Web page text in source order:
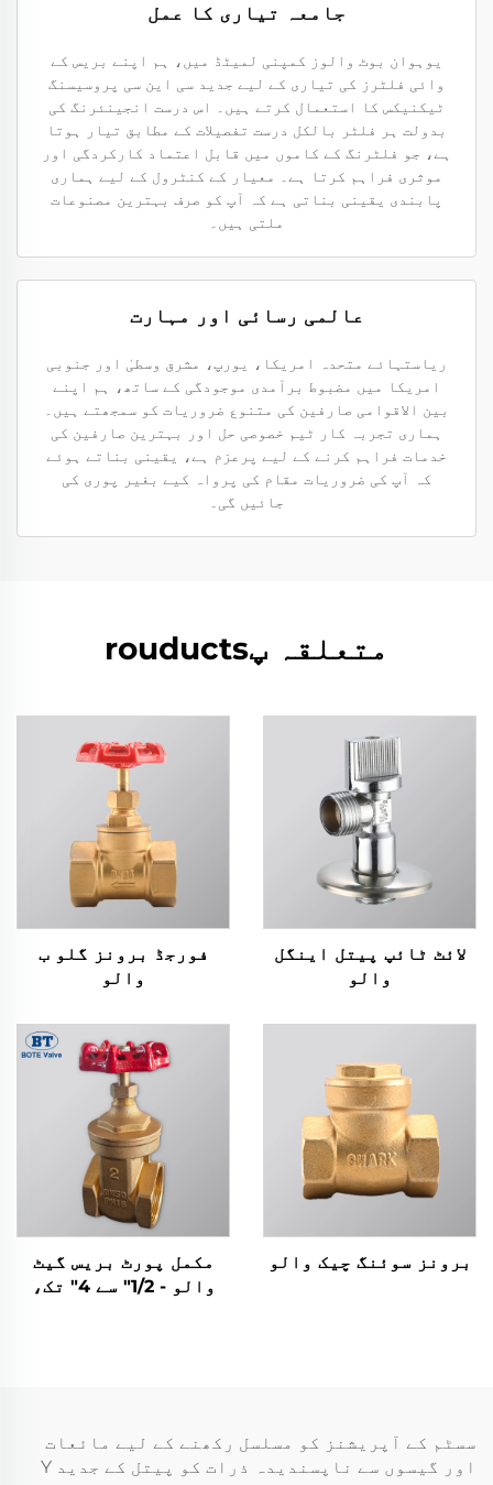
جامعہ تیاری کا عمل
یوہوان بوٹ والوز کمپنی لمیٹڈ میں، ہم اپنے بریس کے
وائی فلٹرز کی تیاری کے لیے جدید سی این سی پروسیسنگ
ٹیکنیکس کا استعمال کرتے ہیں۔ اس درست انجینئرنگ کی
بدولت ہر فلٹر بالکل درست تفصیلات کے مطابق تیار ہوتا
ہے، جو فلٹرنگ کے کاموں میں قابل اعتماد کارکردگی اور
موثری فراہم کرتا ہے۔ معیار کے کنٹرول کے لیے ہماری
پابندی یقینی بناتی ہے کہ آپ کو صرف بہترین مصنوعات
ملتی ہیں۔
عالمی رسائی اور مہارت
ریاستہائے متحدہ امریکا، یورپ، مشرق وسطیٰ اور جنوبی
امریکا میں مضبوط برآمدی موجودگی کے ساتھ، ہم اپنے
بین الاقوامی صارفین کی متنوع ضروریات کو سمجھتے ہیں۔
ہماری تجربہ کار ٹیم خصوصی حل اور بہترین صارفین کی
خدمات فراہم کرنے کے لیے پرعزم ہے، یقینی بناتے ہوئے
کہ آپ کی ضروریات مقام کی پرواہ کیے بغیر پوری کی
جائیں گی۔
متعلقہ پrouducts
لائٹ ٹائپ پیتل اینگل
والو
فورجڈ برونز گلو ب
والو
برونز سوئنگ چیک والو
مکمل پورٹ بریس گیٹ
والو - 1/2" سے 4" تک،
سسٹم کے آپریشنز کو مسلسل رکھنے کے لیے مائعات
اور گیسوں سے ناپسندیدہ ذرات کو پیتل کے جدید Y